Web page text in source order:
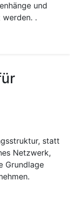
und
.
statt
Netzwerk,
Grundlage